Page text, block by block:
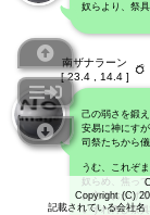
Copyright (C)
記載されている会社名
奴らより、祭
南ザナラーン
[ 23.4 , 14.4 ]
己の弱さを鍛え
安易に神にす
司祭たちから
うむ、これぞ
奴らめ、焦っ
お主のおかげ
いずれ再び祭